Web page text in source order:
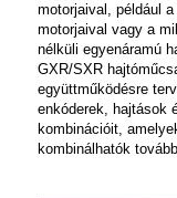
motorjaival, például
motorjaival vagy a
nélküli egyenáramú
GXR/SXR
együttműködésre
enkóderek, hajtások
kombinációit,
kombinálhatók